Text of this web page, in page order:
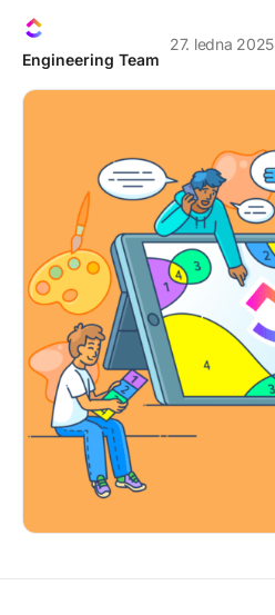
Engineering Team
27. ledna 2025